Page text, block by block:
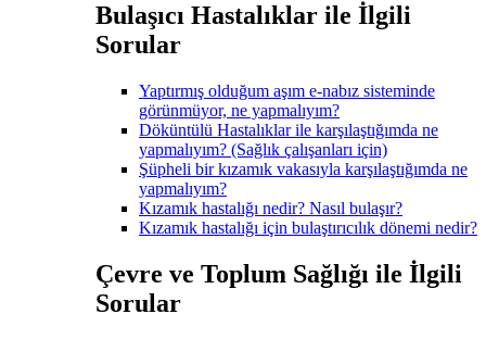
Bulaşıcı Hastalıklar ile İlgili
Sorular
Yaptırmış olduğum aşım e-nabız sisteminde
görünmüyor, ne yapmalıyım?
Döküntülü Hastalıklar ile karşılaştığımda ne
yapmalıyım? (Sağlık çalışanları için)
Şüpheli bir kızamık vakasıyla karşılaştığımda ne
yapmalıyım?
Kızamık hastalığı nedir? Nasıl bulaşır?
Kızamık hastalığı için bulaştırıcılık dönemi nedir?
Çevre ve Toplum Sağlığı ile İlgili
Sorular